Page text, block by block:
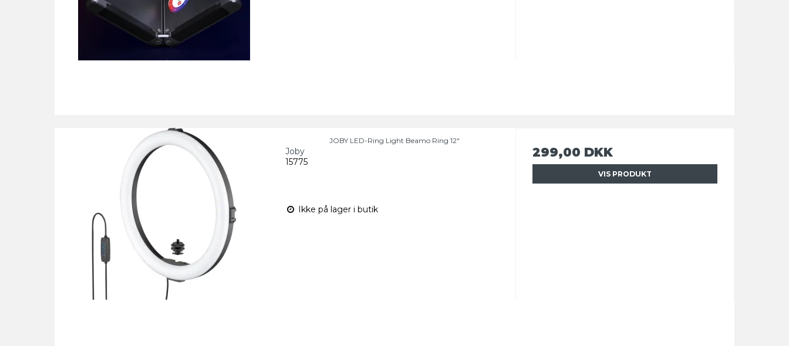
JOBY LED-Ring Light Beamo Ring 12"
Joby
15775
Ikke på lager i butik
299,00 DKK
VIS PRODUKT